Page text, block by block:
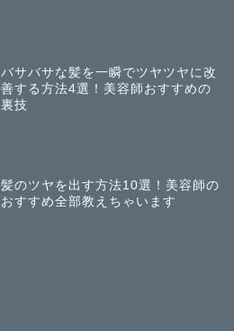
バサバサな髪を一瞬でツヤツヤに改
善する方法4選！美容師おすすめの
裏技
髪のツヤを出す方法10選！美容師の
おすすめ全部教えちゃいます